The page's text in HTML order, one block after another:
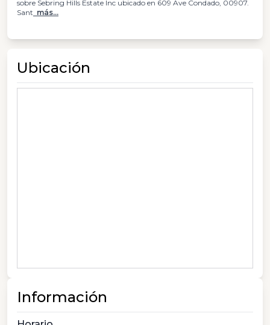
sobre Sebring Hills Estate Inc ubicado en 609 Ave Condado, 00907.
Sant más...
Ubicación
Información